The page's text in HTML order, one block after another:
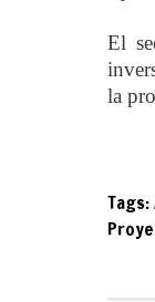
El
la
Tags: